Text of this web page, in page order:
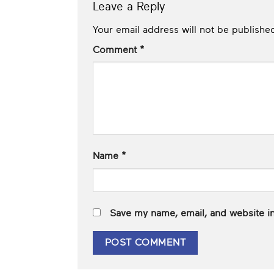
Leave a Reply
Your email address will not be
Comment *
Name *
Save my name, email, and website